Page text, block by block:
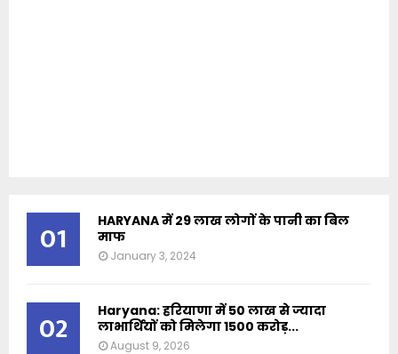
01
HARYANA में 29 लाख लोगों के पानी का बिल
माफ
January 3, 2024
02
Haryana: हरियाणा में 50 लाख से ज्यादा
लाभार्थियों को मिलेगा 1500 करोड़...
August 9, 2026